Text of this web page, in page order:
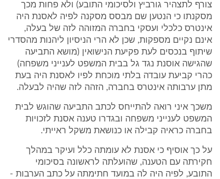
צורף לתצהיר גורביץ ולסיכומי התובע) ולא פחות מכך
מסקנתו כי הנטען שם מבסס מסקנה לפיה לאסנת היה
אינטרס כלכלי ועסקי בחברה המזוהה לזה של בעלה,
אינם נקיים מספקות, שכן לא הרי הניסיון ליהנות מהסדרי
שיתוף בנכסים לעת פקיעת הנישואין (מושא התביעה
שהגישה אוסנת נגד גל בבית המשפט לענייני משפחה)
כהרי קביעת עובדה בלתי מוכחת לפיו לאסנת היה בעת
מתן ערבותה אינטרס בחברה, הזהה לזה שהיה לבעלה.
משכך איני רואה להתייחס לכתב התביעה שהוגש לבית
המשפט לענייני משפחה ובגדרו טענה אסנת לזכויות
בחברה כראיה קבילה או כנושאת משקל ראייתי.
על כך אוסיף כי אסנת לא עומתה כלל ועיקר במהלך
חקירתה עם הטענה, שהועלתה לראשונה בסיכומי
התובע, לפיה היה לה במועד חתימתה על כתב הערבות -